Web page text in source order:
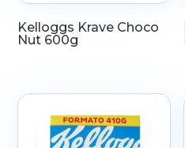
Kelloggs Krave Choco
Nut 600g